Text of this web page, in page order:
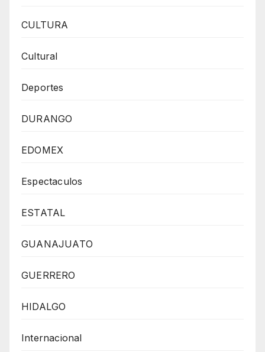
CULTURA
Cultural
Deportes
DURANGO
EDOMEX
Espectaculos
ESTATAL
GUANAJUATO
GUERRERO
HIDALGO
Internacional